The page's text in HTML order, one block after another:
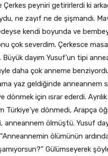
peyniri getirirlerdi ki
ne zayıf ne de şişmandı.
kendi boyunda ve
çok severdim. Çerkesce
Büyük dayım Yusuf’un tipi
daha çok anneme
yaz geldiğinde anneannem
dönmek için ısrar ederdi.
Türkiye’ye dönmedi, Arapça
anneannem ölmüştü. Yusuf
ölümünün
Gülümseyerek